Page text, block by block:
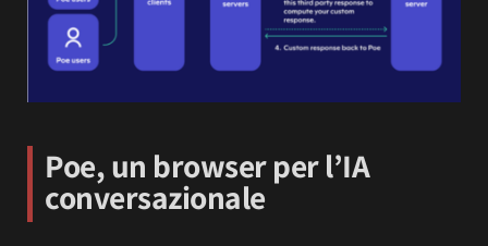
Poe, un browser per l’IA
conversazionale